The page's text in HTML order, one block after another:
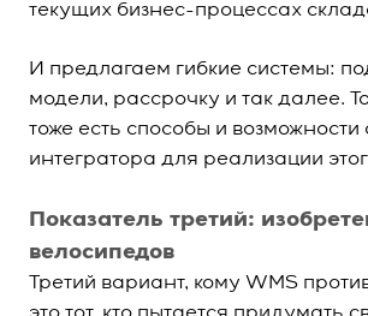
текущих бизнес-процессах
И предлагаем гибкие системы:
модели, рассрочку и так далее.
тоже есть способы и возможности
интегратора для реализации
Показатель третий:
велосипедов
Третий вариант, кому WMS